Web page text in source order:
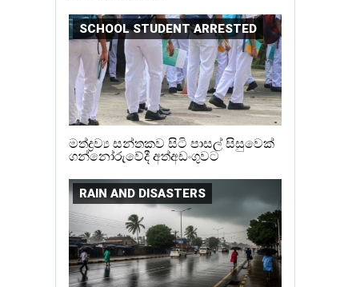
SCHOOL STUDENT ARRESTED
මත්ද්‍රව්‍ය සන්තකව සිටි පාසල් සිසුවෙක්
ගන්නෝරුවේදී අත්අඩංගුවට
RAIN AND DISASTERS